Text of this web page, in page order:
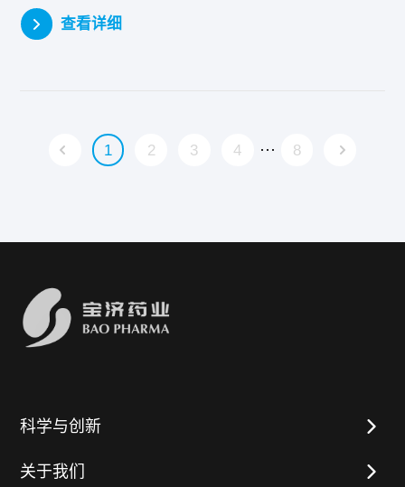
查看详细
1 2 3 4 ··· 8
科学与创新
关于我们